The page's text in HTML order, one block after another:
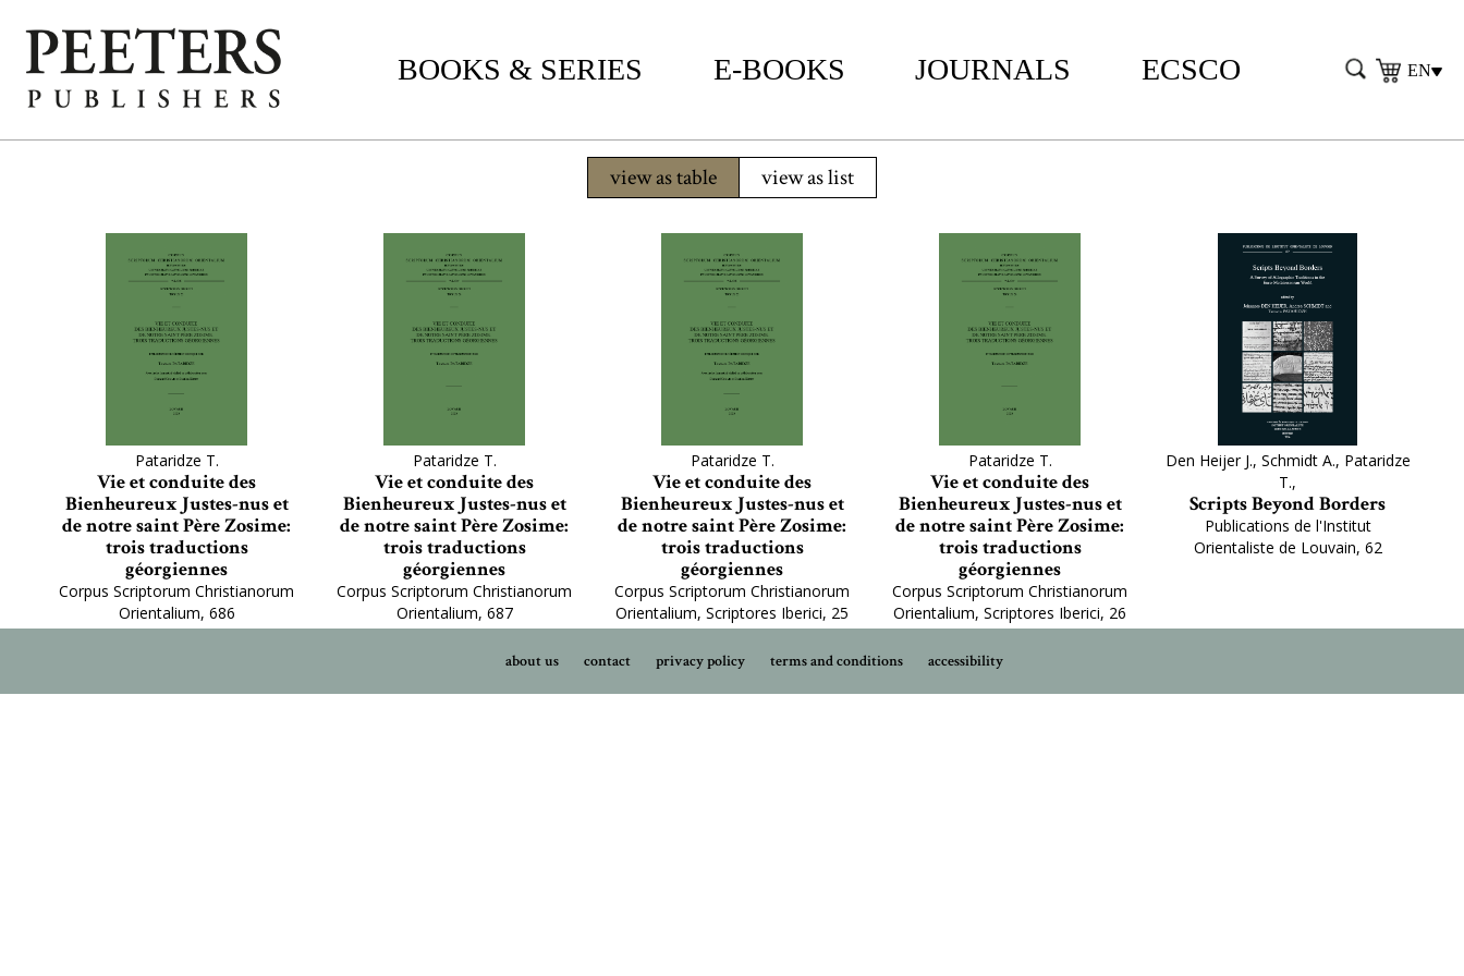
BOOKS & SERIES E-BOOKS JOURNALS ECSCO EN
view as table view as list
Pataridze T.
Vie et conduite des
Bienheureux Justes-nus et
de notre saint Père Zosime:
trois traductions
géorgiennes
Corpus Scriptorum Christianorum
Orientalium, 686
Pataridze T.
Vie et conduite des
Bienheureux Justes-nus et
de notre saint Père Zosime:
trois traductions
géorgiennes
Corpus Scriptorum Christianorum
Orientalium, 687
Pataridze T.
Vie et conduite des
Bienheureux Justes-nus et
de notre saint Père Zosime:
trois traductions
géorgiennes
Corpus Scriptorum Christianorum
Orientalium, Scriptores Iberici, 25
Pataridze T.
Vie et conduite des
Bienheureux Justes-nus et
de notre saint Père Zosime:
trois traductions
géorgiennes
Corpus Scriptorum Christianorum
Orientalium, Scriptores Iberici, 26
Den Heijer J., Schmidt A., Pataridze
T.,
Scripts Beyond Borders
Publications de l'Institut
Orientaliste de Louvain, 62
about us contact privacy policy terms and conditions accessibility